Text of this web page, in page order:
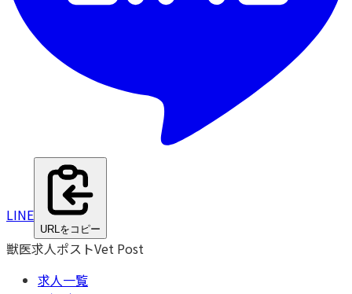
LINE
URLをコピー
獣医求人ポストVet Post
求人一覧